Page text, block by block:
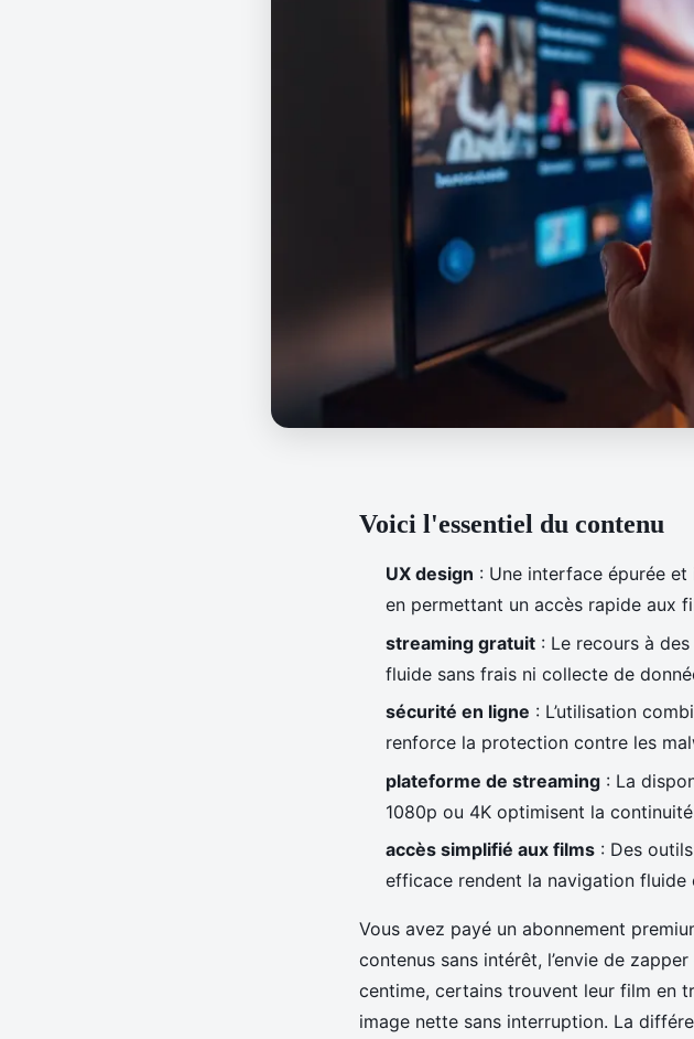
Voici l'essentiel du contenu
UX design : Une interface épurée
en permettant un accès rapide aux
streaming gratuit : Le recours à
fluide sans frais ni collecte de
sécurité en ligne : L’utilisation
renforce la protection contre les
plateforme de streaming : La
1080p ou 4K optimisent la
accès simplifié aux films : Des
efficace rendent la navigation
Vous avez payé un abonnement
contenus sans intérêt, l’envie de
centime, certains trouvent leur film en
image nette sans interruption. La